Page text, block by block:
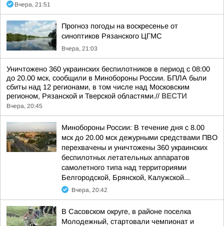
Вчера, 21:51
Прогноз погоды на воскресенье от
синоптиков Рязанского ЦГМС
Вчера, 21:03
Уничтожено 360 украинских беспилотников в период с 08:00
до 20.00 мск, сообщили в Минобороны России. БПЛА были
сбиты над 12 регионами, в том числе над Московским
регионом, Рязанской и Тверской областями.// ВЕСТИ
Вчера, 20:45
Минобороны России: В течение дня с 8.00
мск до 20.00 мск дежурными средствами ПВО
перехвачены и уничтожены 360 украинских
беспилотных летательных аппаратов
самолетного типа над территориями
Белгородской, Брянской, Калужской...
Вчера, 20:42
В Сасовском округе, в районе поселка
Молодежный, стартовали чемпионат и